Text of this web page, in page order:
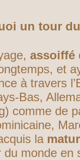
un tour
assoiffé
et
à travers
Bas,
comme de
la
monde en